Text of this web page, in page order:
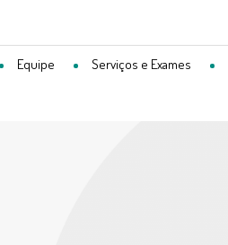
Equipe Serviços e Exames